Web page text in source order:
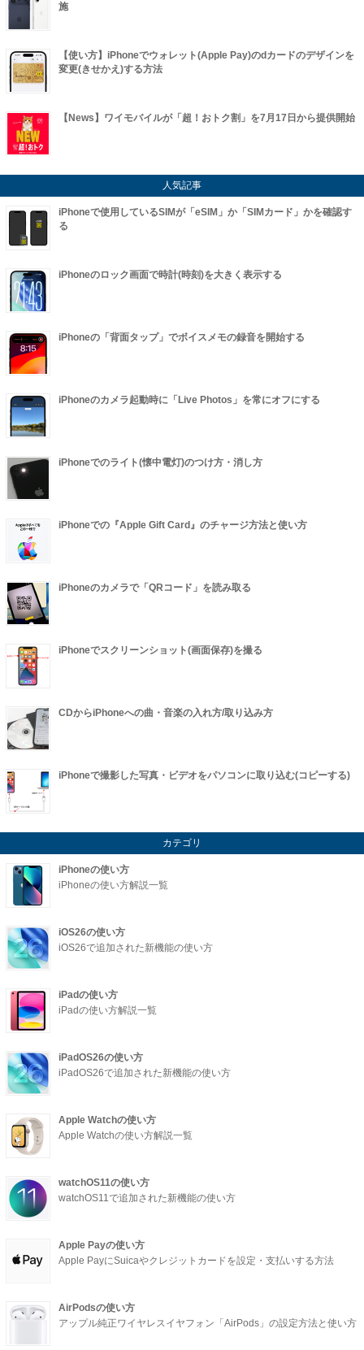
施
【使い方】iPhoneでウォレット(Apple Pay)のdカードのデザインを
変更(きせかえ)する方法
【News】ワイモバイルが「超！おトク割」を7月17日から提供開始
人気記事
iPhoneで使用しているSIMが「eSIM」か「SIMカード」かを確認す
る
iPhoneのロック画面で時計(時刻)を大きく表示する
iPhoneの「背面タップ」でボイスメモの録音を開始する
iPhoneのカメラ起動時に「Live Photos」を常にオフにする
iPhoneでのライト(懐中電灯)のつけ方・消し方
iPhoneでの『Apple Gift Card』のチャージ方法と使い方
iPhoneのカメラで「QRコード」を読み取る
iPhoneでスクリーンショット(画面保存)を撮る
CDからiPhoneへの曲・音楽の入れ方/取り込み方
iPhoneで撮影した写真・ビデオをパソコンに取り込む(コピーする)
カテゴリ
iPhoneの使い方
iPhoneの使い方解説一覧
iOS26の使い方
iOS26で追加された新機能の使い方
iPadの使い方
iPadの使い方解説一覧
iPadOS26の使い方
iPadOS26で追加された新機能の使い方
Apple Watchの使い方
Apple Watchの使い方解説一覧
watchOS11の使い方
watchOS11で追加された新機能の使い方
Apple Payの使い方
Apple PayにSuicaやクレジットカードを設定・支払いする方法
AirPodsの使い方
アップル純正ワイヤレスイヤフォン「AirPods」の設定方法と使い方